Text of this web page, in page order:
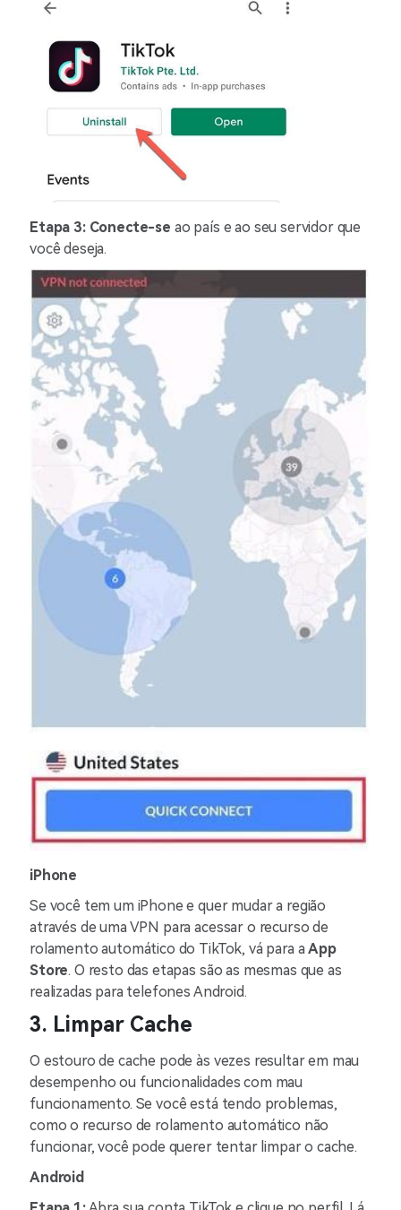
Etapa 3: Conecte-se ao país e ao seu servidor que
você deseja.
iPhone
Se você tem um iPhone e quer mudar a região
através de uma VPN para acessar o recurso de
rolamento automático do TikTok, vá para aApp
Store. O resto das etapas são as mesmas que as
realizadas para telefones Android.
3. Limpar Cache
O estouro de cache pode às vezes resultar em mau
desempenho ou funcionalidades com mau
funcionamento. Se você está tendo problemas,
como o recurso de rolamento automático não
funcionar, você pode querer tentar limpar o cache.
Android